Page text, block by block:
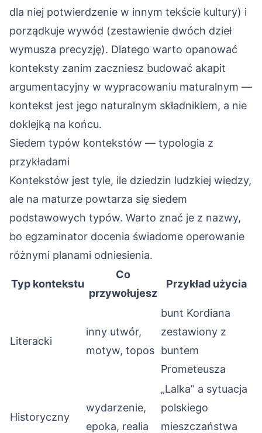
dla niej potwierdzenie w innym tekście kultury) i
porządkuje wywód (zestawienie dwóch dzieł
wymusza precyzję). Dlatego warto opanować
konteksty zanim zaczniesz budować akapit
argumentacyjny w wypracowaniu maturalnym —
kontekst jest jego naturalnym składnikiem, a nie
doklejką na końcu.
Siedem typów kontekstów — typologia z
przykładami
Kontekstów jest tyle, ile dziedzin ludzkiej wiedzy,
ale na maturze powtarza się siedem
podstawowych typów. Warto znać je z nazwy,
bo egzaminator docenia świadome operowanie
różnymi planami odniesienia.
Typ kontekstu
Co
przywołujesz
Przykład użycia
Literacki
inny utwór,
motyw, topos
bunt Kordiana
zestawiony z
buntem
Prometeusza
Historyczny
wydarzenie,
epoka, realia
„Lalka” a sytuacja
polskiego
mieszczaństwa